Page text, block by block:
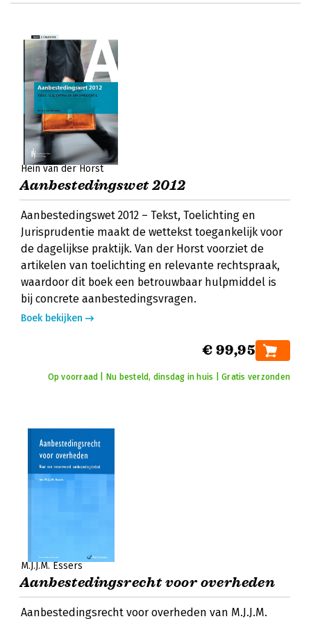
Hein van der Horst
Aanbestedingswet 2012
Aanbestedingswet 2012 – Tekst, Toelichting en
Jurisprudentie maakt de wettekst toegankelijk voor
de dagelijkse praktijk. Van der Horst voorziet de
artikelen van toelichting en relevante rechtspraak,
waardoor dit boek een betrouwbaar hulpmiddel is
bij concrete aanbestedingsvragen.
Boek bekijken
€ 99,95
Op voorraad | Nu besteld, dinsdag in huis | Gratis verzonden
M.J.J.M. Essers
Aanbestedingsrecht voor overheden
Aanbestedingsrecht voor overheden van M.J.J.M.